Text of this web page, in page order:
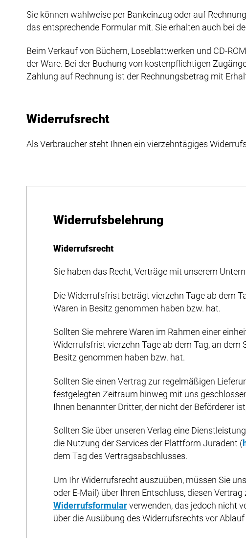
Sie können wahlweise per Bankeinzug oder auf
das entsprechende Formular mit. Sie erhalten auch bei
Beim Verkauf von Büchern, Loseblattwerken und CD-
der Ware. Bei der Buchung von kostenpflichtigen
Zahlung auf Rechnung ist der Rechnungsbetrag mit
Widerrufsrecht
Als Verbraucher steht Ihnen ein vierzehntägiges
Widerrufsbelehrung
Widerrufsrecht
Sie haben das Recht, Verträge mit unserem
Die Widerrufsfrist beträgt vierzehn Tage ab dem
Waren in Besitz genommen haben bzw. hat.
Sollten Sie mehrere Waren im Rahmen einer
Widerrufsfrist vierzehn Tage ab dem Tag, an dem
Besitz genommen haben bzw. hat.
Sollten Sie einen Vertrag zur regelmäßigen
festgelegten Zeitraum hinweg mit uns
Ihnen benannter Dritter, der nicht der Beförderer
Sollten Sie über unseren Verlag eine
die Nutzung der Services der Plattform Juradent (
dem Tag des Vertragsabschlusses.
Um Ihr Widerrufsrecht auszuüben, müssen Sie
oder E-Mail) über Ihren Entschluss, diesen
Widerrufsformularverwenden, das jedoch nicht
über die Ausübung des Widerrufsrechts vor